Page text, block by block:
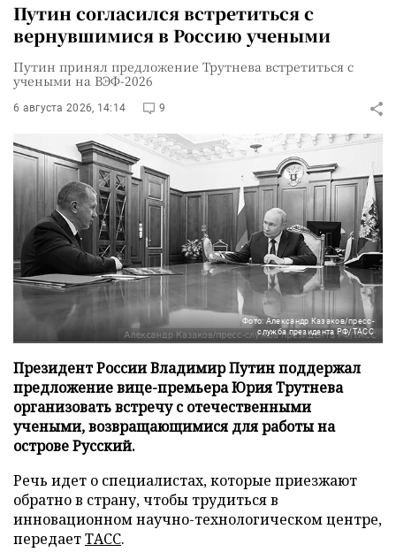
Путин согласился встретиться с
вернувшимися в Россию учеными
Путин принял предложение Трутнева встретиться с
учеными на ВЭФ-2026
6 августа 2026, 14:14 9
Фото: Александр Казаков/пресс-
служба президента РФ/ТАСС
Президент России Владимир Путин поддержал
предложение вице-премьера Юрия Трутнева
организовать встречу с отечественными
учеными, возвращающимися для работы на
острове Русский.
Речь идет о специалистах, которые приезжают
обратно в страну, чтобы трудиться в
инновационном научно-технологическом центре,
передаетТАСС.